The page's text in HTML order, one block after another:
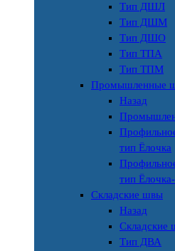
Тип ДШЛ
Тип ДШМ
Тип ДШО
Тип ТПА
Тип ТПМ
Промышленные
Назад
тип Ёлочка
тип
Складские швы
Назад
Складские
Тип ДВА